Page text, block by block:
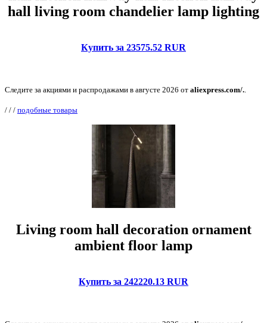
hall living room chandelier lamp lighting
Купить за 23575.52 RUR
Следите за акциями и распродажами в августе 2026 от aliexpress.com/.
/ / / подобные товары
Living room hall decoration ornament
ambient floor lamp
Купить за 242220.13 RUR